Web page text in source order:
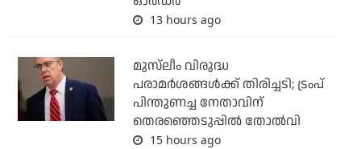
13 hours ago
മുസ്‌ലീം വിരുദ്ധ
പരാമര്‍ശങ്ങള്‍ക്ക് തിരിച്ചടി; ട്രംപ്
പിന്തുണച്ച നേതാവിന്
തെരഞ്ഞെടുപ്പില്‍ തോല്‍വി
15 hours ago